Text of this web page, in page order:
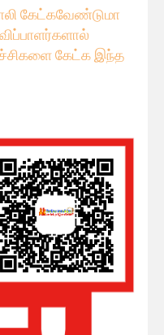
கேட்கவேண்டுமா
கேட்க இந்த